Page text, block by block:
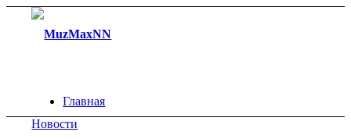
Главная
Новости